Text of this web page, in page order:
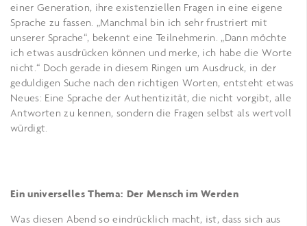
einer Generation, ihre existenziellen Fragen in eine eigene
Sprache zu fassen. „Manchmal bin ich sehr frustriert mit
unserer Sprache“, bekennt eine Teilnehmerin. „Dann möchte
ich etwas ausdrücken können und merke, ich habe die Worte
nicht.“ Doch gerade in diesem Ringen um Ausdruck, in der
geduldigen Suche nach den richtigen Worten, entsteht etwas
Neues: Eine Sprache der Authentizität, die nicht vorgibt, alle
Antworten zu kennen, sondern die Fragen selbst als wertvoll
würdigt.
Ein universelles Thema: Der Mensch im Werden
Was diesen Abend so eindrücklich macht, ist, dass sich aus